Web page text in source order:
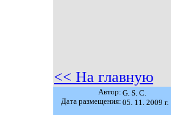
<< На главную
Автор:
Дата размещения:
G. S. C.
05. 11. 2009 г.